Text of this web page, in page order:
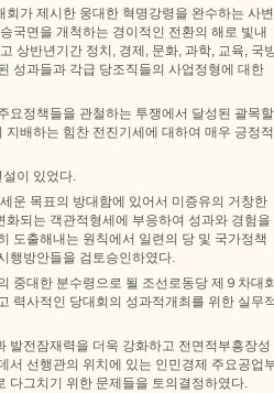
가 제시한 웅대한 혁명강령을 완수하는 사변
국면을 개척하는 경이적인 전환의 해로 빛내
상반년기간 정치, 경제, 문화, 과학, 교육, 국
성과들과 각급 당조직들의 사업정형에 대한
요정책들을 관철하는 투쟁에서 달성된 괄목할
배하는 힘찬 전진기세에 대하여 매우 긍정적
이 있었다.
운 목표의 방대함에 있어서 미증유의 거창한
되는 객관적형세에 부응하여 성과와 경험을
도출해내는 원칙에서 일련의 당 및 국가정책
행방안들을 검토승인하였다.
중대한 분수령으로 될 조선로동당 제９차대회
력사적인 당대회의 성과적개최를 위한 실무적
발전잠재력을 더욱 강화하고 전면적부흥장성
서 선행관의 위치에 있는 인민경제 주요공업
다그치기 위한 문제들을 토의결정하였다.